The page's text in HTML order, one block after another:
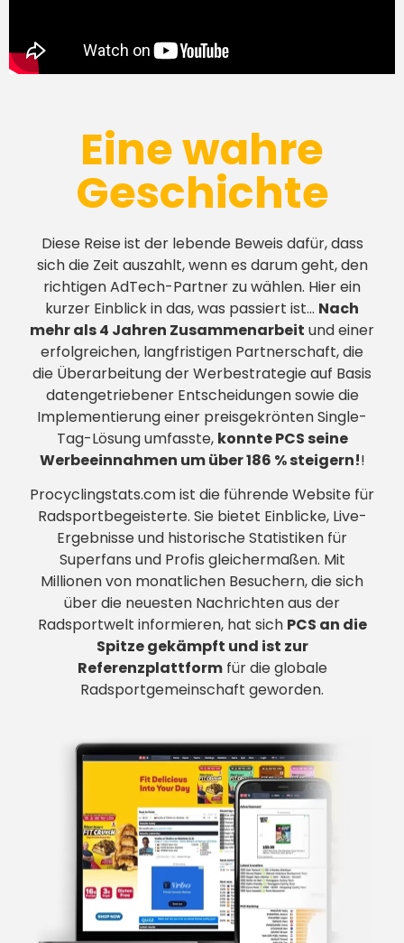
Eine wahre
Geschichte
Diese Reise ist der lebende Beweis dafür, dass
sich die Zeit auszahlt, wenn es darum geht, den
richtigen AdTech-Partner zu wählen. Hier ein
kurzer Einblick in das, was passiert ist… Nach
mehr als 4 Jahren Zusammenarbeit und einer
erfolgreichen, langfristigen Partnerschaft, die
die Überarbeitung der Werbestrategie auf Basis
datengetriebener Entscheidungen sowie die
Implementierung einer preisgekrönten Single-
Tag-Lösung umfasste, konnte PCS seine
Werbeeinnahmen um über 186 % steigern!!
Procyclingstats.com ist die führende Website für
Radsportbegeisterte. Sie bietet Einblicke, Live-
Ergebnisse und historische Statistiken für
Superfans und Profis gleichermaßen. Mit
Millionen von monatlichen Besuchern, die sich
über die neuesten Nachrichten aus der
Radsportwelt informieren, hat sich PCS an die
Spitze gekämpft und ist zur
Referenzplattformfür die globale
Radsportgemeinschaft geworden.